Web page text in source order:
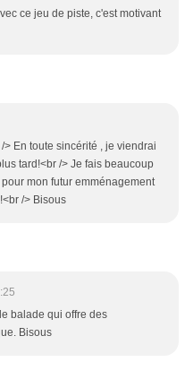
ce jeu de piste, c'est motivant
En toute sincérité , je viendrai
tard!<br /> Je fais beaucoup
mon futur emménagement
/> Bisous
balade qui offre des
Bisous